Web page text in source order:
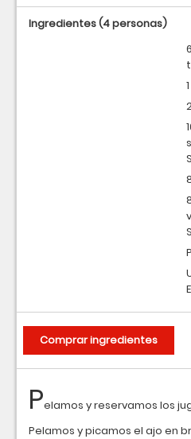
Pelamos y reservamos los
Pelamos y picamos el ajo en
Ingredientes(4 personas)
Comprar ingredientes